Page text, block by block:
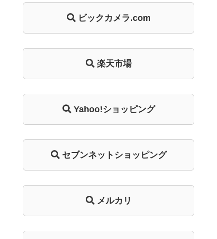
ビックカメラ.com
楽天市場
Yahoo!ショッピング
セブンネットショッピング
メルカリ